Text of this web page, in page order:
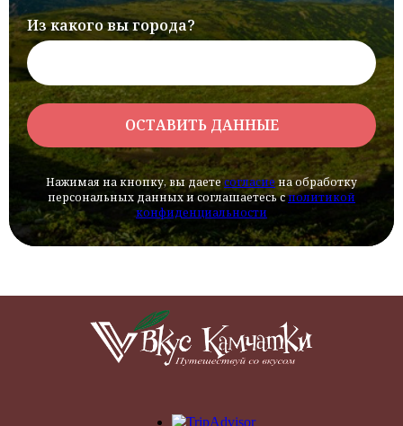
Из какого вы города?
ОСТАВИТЬ ДАННЫЕ
Нажимая на кнопку, вы даетесогласие на обработку
персональных данных и соглашаетесь cполитикой
конфиденциальности